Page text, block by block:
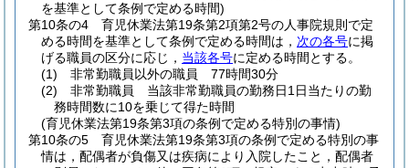
を基準として条例で定める時間)
第10条の4
育児休業法第19条第2項第2号の人事院規則で定
める時間を基準として条例で定める時間は， 次の各号に掲
げる職員の区分に応じ， 当該各号に定める時間とする。
(1)
非常勤職員以外の職員 77時間30分
(2)
非常勤職員 当該非常勤職員の勤務日1日当たりの勤
務時間数に10を乗じて得た時間
(育児休業法第19条第3項の条例で定める特別の事情)
第10条の5
育児休業法第19条第3項の条例で定める特別の事
情は，配偶者が負傷又は疾病により入院したこと，配偶者